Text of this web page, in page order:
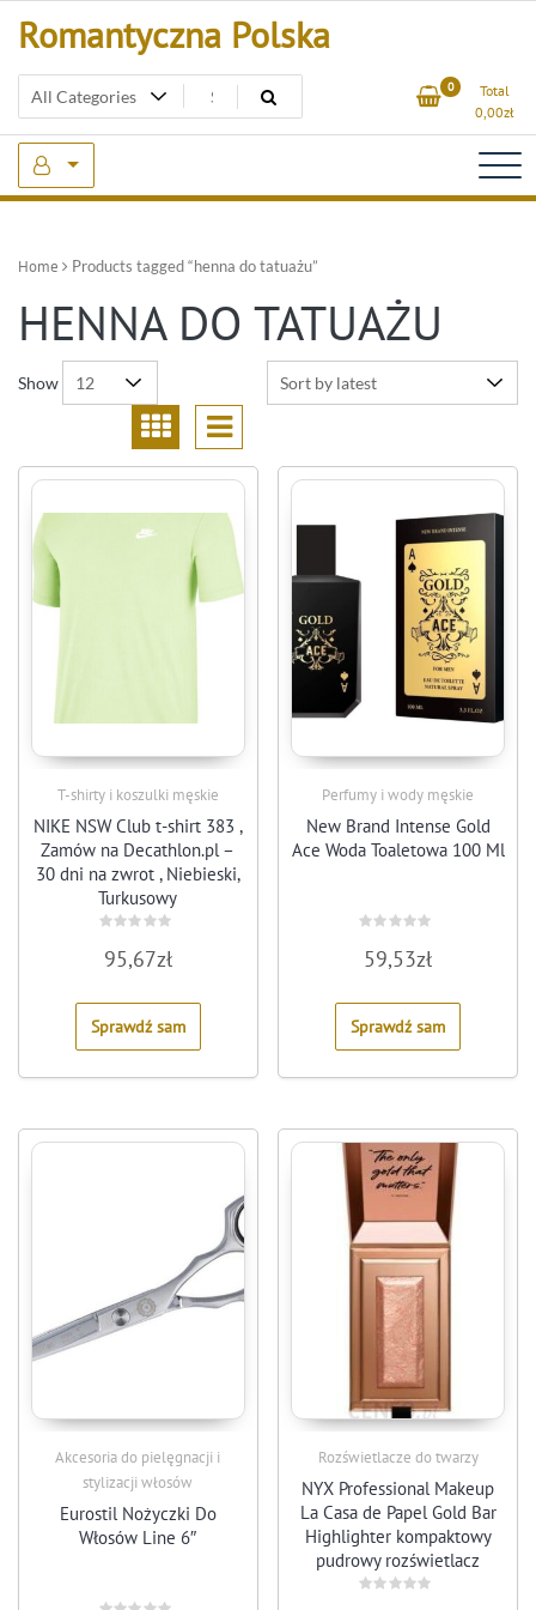
Romantyczna Polska
0
Total
0,00zł
Home Products tagged “henna do tatuażu”
HENNA DO TATUAŻU
Show
T-shirty i koszulki męskie
NIKE NSW Club t-shirt 383 ,
Zamów na Decathlon.pl –
30 dni na zwrot , Niebieski,
Turkusowy
0
out
5
95,67zł
Sprawdź sam
Perfumy i wody męskie
New Brand Intense Gold
Ace Woda Toaletowa 100 Ml
0
out
5
59,53zł
Sprawdź sam
Akcesoria do pielęgnacji i
stylizacji włosów
Eurostil Nożyczki Do
Włosów Line 6″
Rozświetlacze do twarzy
NYX Professional Makeup
La Casa de Papel Gold Bar
Highlighter kompaktowy
pudrowy rozświetlacz
odcień 02 – Rose Gold 5 g